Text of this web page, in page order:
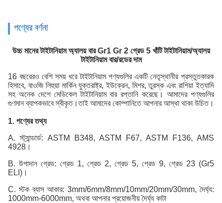
পণ্যের বর্ণনা
উচ্চ মানের টাইটানিয়াম অ্যালয় বার Gr1 Gr 2 গ্রেড 5 খাঁটি টাইটানিয়াম/অ্যালয়
টাইটানিয়াম বার/রডের দাম
16 বছরেরও বেশি সময় ধরে টাইটানিয়াম পণ্যগুলির একটি নেতৃস্থানীয় প্রস্তুতকারক
হিসাবে, বাওজি লিহুয়া মার্কিন যুক্তরাষ্ট্র, ইউক্রেন, মিশর, তুরস্ক এবং রাশিয়া ইত্যাদি
সহ অনেক দেশে মেডিকেল টাইটানিয়াম বার রপ্তানি করেছে। আমাদের পণ্যগুলির
গুণমান ব্যাপকভাবে স্বীকৃত।তাই আমাদের কোম্পানিতে আপনার আস্থা থাকা উচিত।
1. পণ্যের তথ্য
A. স্ট্যান্ডার্ড: ASTM B348, ASTM F67, ASTM F136, AMS
4928।
B. উপাদান গ্রেড: গ্রেড 1, গ্রেড 2, গ্রেড 5, গ্রেড 9, গ্রেড 23 (Gr5
ELI)।
C. স্টক ব্যাস আকার: 3mm/6mm/8mm/10mm/20mm/30mm, দৈর্ঘ্য:
1000mm-6000mm, অথবা আপনার প্রয়োজনীয় দৈর্ঘ্য কাটা